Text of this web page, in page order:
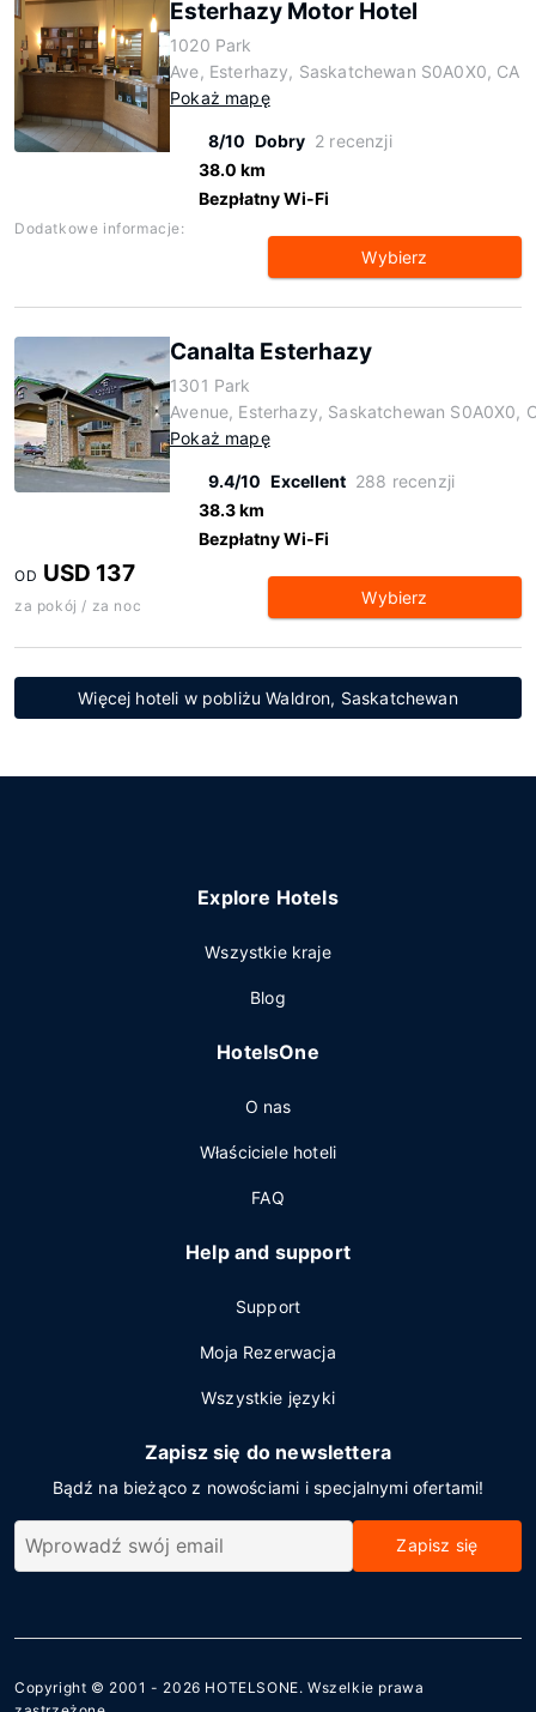
Esterhazy Motor Hotel
1020 Park
Ave, Esterhazy, Saskatchewan S0A0X0, CA
Pokaż mapę
8/10 Dobry 2 recenzji
38.0 km
Bezpłatny Wi-Fi
Dodatkowe informacje:
Wybierz
Canalta Esterhazy
1301 Park
Avenue, Esterhazy, Saskatchewan S0A0X0,
Pokaż mapę
9.4/10 Excellent 288 recenzji
38.3 km
Bezpłatny Wi-Fi
OD USD 137
za pokój / za noc Wybierz
Więcej hoteli w pobliżu Waldron, Saskatchewan
Explore Hotels
Wszystkie kraje
Blog
HotelsOne
O nas
Właściciele hoteli
FAQ
Help and support
Support
Moja Rezerwacja
Wszystkie języki
Zapisz się do newslettera
Bądź na bieżąco z nowościami i specjalnymi ofertami!
Zapisz się
Copyright © 2001 - 2026 HOTELSONE. Wszelkie prawa